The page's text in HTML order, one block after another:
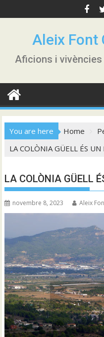
to
Aleix Font
Aficions i vivències
You are here Home
LA COLÒNIA GÜELL ÉS UN
LA COLÒNIA GÜELL
novembre 8, 2023 Aleix